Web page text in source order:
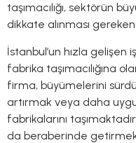
taşımacılığı, sektörün
dikkate alınması
İstanbul’un hızla gelişen
fabrika taşımacılığına
firma, büyümelerini
artırmak veya daha
fabrikalarını
da beraberinde